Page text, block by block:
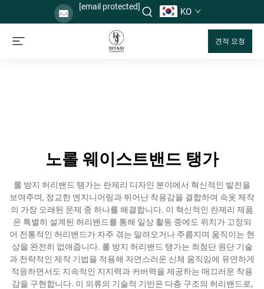
[email protected] KO
견적 요청
노롤 웨이스트밴드 탱가
롤 방지 허리밴드 탱가는 란제리 디자인 분야에서 혁신적인 발전을
보여주며, 정교한 엔지니어링과 뛰어난 착용감을 결합하여 속옷 제작
의 가장 오래된 문제 중 하나를 해결합니다. 이 혁신적인 란제리 제품
은 특별히 설계된 허리밴드를 통해 일상 활동 중에도 위치가 고정되
어 전통적인 허리밴드가 자주 겪는 말려오거나 주름지며 움직이는 현
상을 완전히 없애줍니다. 롤 방지 허리밴드 탱가는 최첨단 원단 기술
과 전략적인 제작 기법을 적용해 자연스러운 신체 움직임에 유연하게
적응하면서도 지속적인 지지력과 커버력을 제공하는 매끄러운 착용
감을 구현합니다. 이 의류의 기술적 기반은 다층 구조의 허리밴드로,